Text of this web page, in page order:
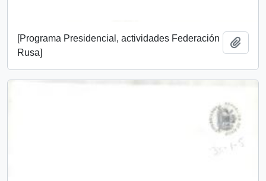
[Programa Presidencial, actividades Federación
Rusa]